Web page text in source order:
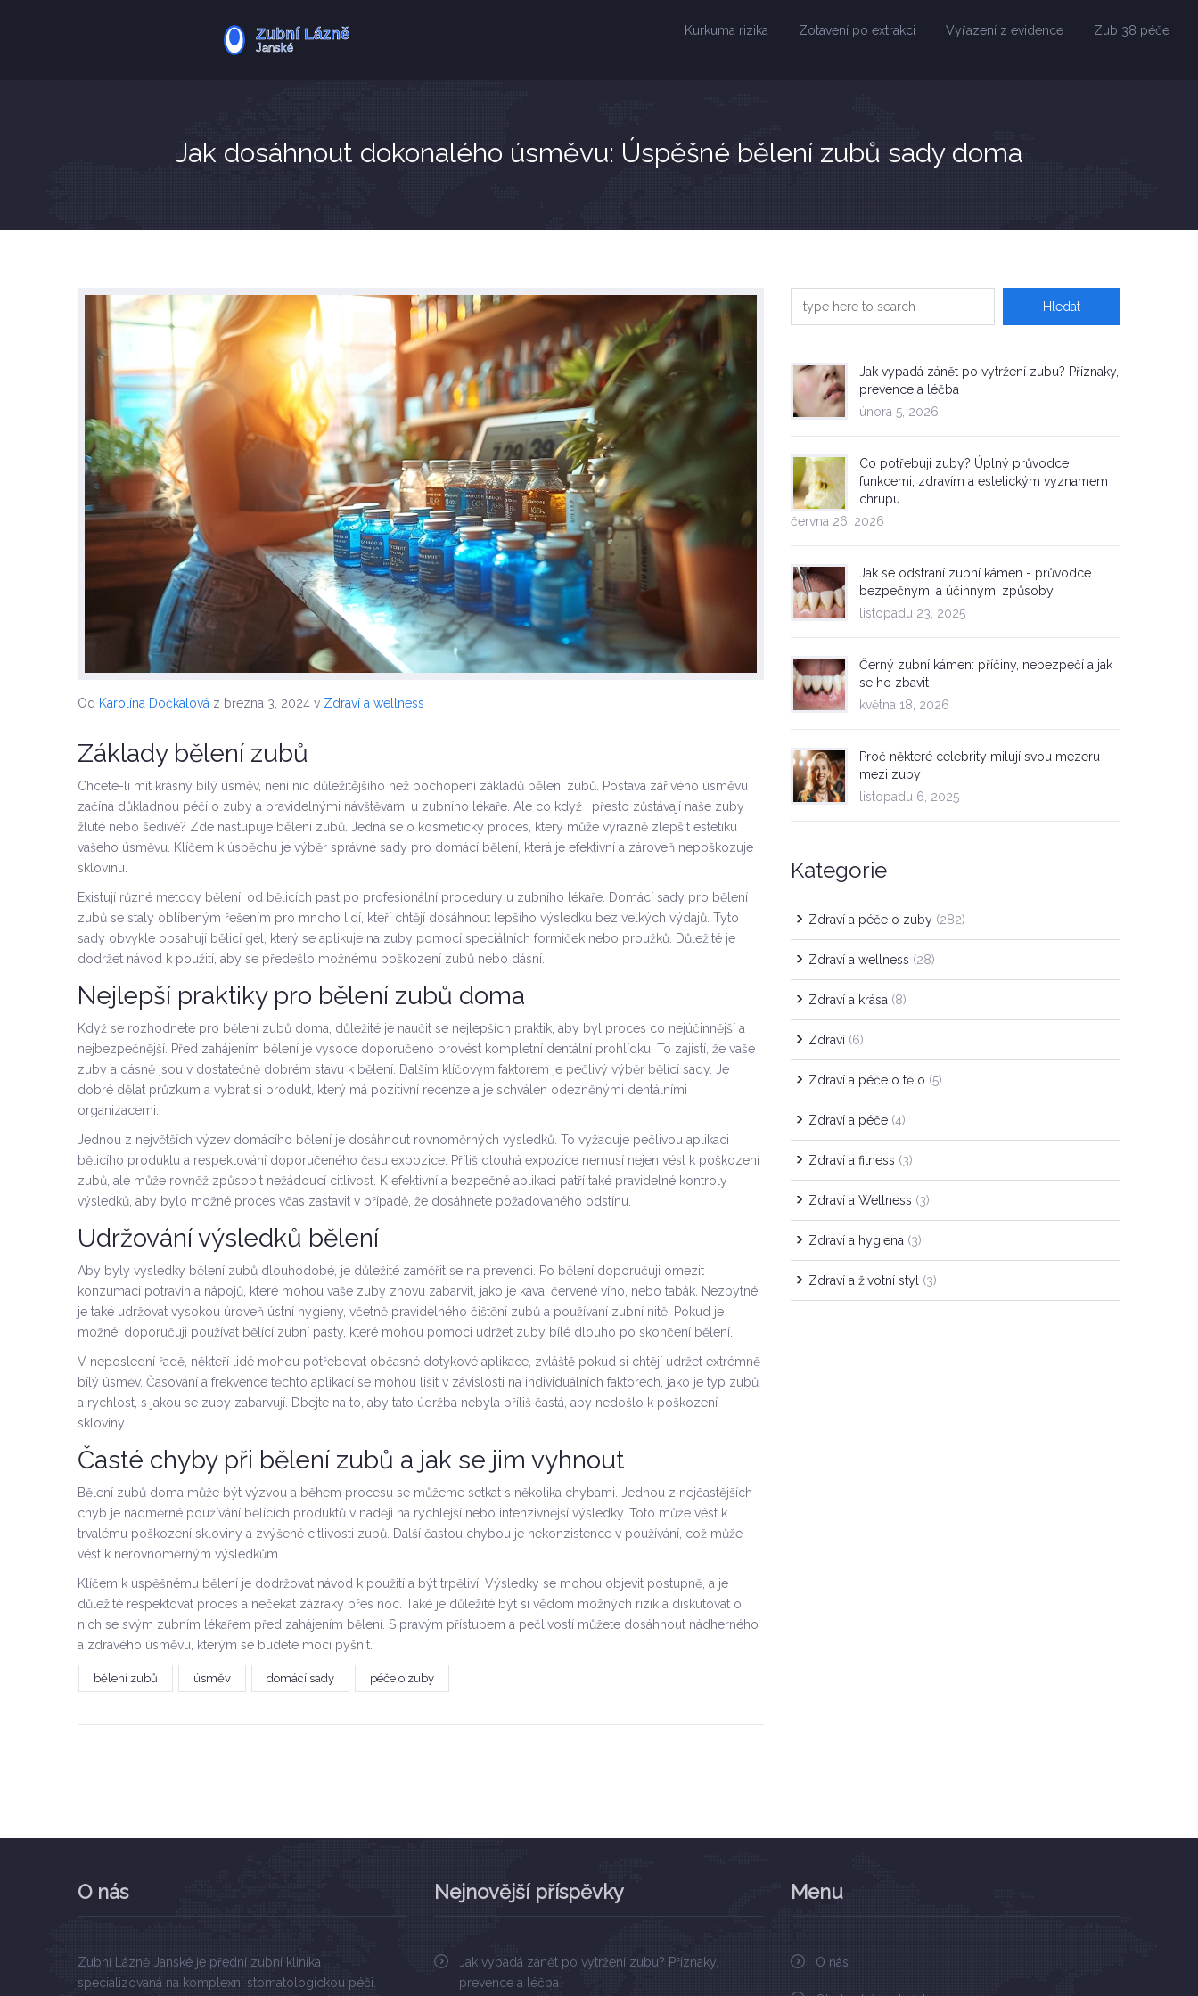
Kurkuma rizika Zotavení po extrakci Vyřazení z evidence Zub 38 péče
Jak dosáhnout dokonalého úsměvu: Úspěšné bělení zubů sady doma
Od Karolína Dočkalová z března 3, 2024 v Zdraví a wellness
Základy bělení zubů
Chcete-li mít krásný bílý úsměv, není nic důležitějšího než pochopení základů bělení zubů. Postava zářivého úsměvu
začíná důkladnou péčí o zuby a pravidelnými návštěvami u zubního lékaře. Ale co když i přesto zůstávají naše zuby
žluté nebo šedivé? Zde nastupuje bělení zubů. Jedná se o kosmetický proces, který může výrazně zlepšit estetiku
vašeho úsměvu. Klíčem k úspěchu je výběr správné sady pro domácí bělení, která je efektivní a zároveň nepoškozuje
sklovinu.
Existují různé metody bělení, od bělicích past po profesionální procedury u zubního lékaře. Domácí sady pro bělení
zubů se staly oblíbeným řešením pro mnoho lidí, kteří chtějí dosáhnout lepšího výsledku bez velkých výdajů. Tyto
sady obvykle obsahují bělicí gel, který se aplikuje na zuby pomocí speciálních formiček nebo proužků. Důležité je
dodržet návod k použití, aby se předešlo možnému poškození zubů nebo dásní.
Nejlepší praktiky pro bělení zubů doma
Když se rozhodnete pro bělení zubů doma, důležité je naučit se nejlepších praktik, aby byl proces co nejúčinnější a
nejbezpečnější. Před zahájením bělení je vysoce doporučeno provést kompletní dentální prohlídku. To zajistí, že vaše
zuby a dásně jsou v dostatečně dobrém stavu k bělení. Dalším klíčovým faktorem je pečlivý výběr bělící sady. Je
dobré dělat průzkum a vybrat si produkt, který má pozitivní recenze a je schválen odezněnými dentálními
organizacemi.
Jednou z největších výzev domácího bělení je dosáhnout rovnoměrných výsledků. To vyžaduje pečlivou aplikaci
bělicího produktu a respektování doporučeného času expozice. Příliš dlouhá expozice nemusí nejen vést k poškození
zubů, ale může rovněž způsobit nežádoucí citlivost. K efektivní a bezpečné aplikaci patří také pravidelné kontroly
výsledků, aby bylo možné proces včas zastavit v případě, že dosáhnete požadovaného odstínu.
Udržování výsledků bělení
Aby byly výsledky bělení zubů dlouhodobé, je důležité zaměřit se na prevenci. Po bělení doporučuji omezit
konzumaci potravin a nápojů, které mohou vaše zuby znovu zabarvit, jako je káva, červené víno, nebo tabák. Nezbytné
je také udržovat vysokou úroveň ústní hygieny, včetně pravidelného čištění zubů a používání zubní nitě. Pokud je
možné, doporučuji používat bělící zubní pasty, které mohou pomoci udržet zuby bílé dlouho po skončení bělení.
V neposlední řadě, někteří lidé mohou potřebovat občasné dotykové aplikace, zvláště pokud si chtějí udržet extrémně
bílý úsměv. Časování a frekvence těchto aplikací se mohou lišit v závislosti na individuálních faktorech, jako je typ zubů
a rychlost, s jakou se zuby zabarvují. Dbejte na to, aby tato údržba nebyla příliš častá, aby nedošlo k poškození
skloviny.
Časté chyby při bělení zubů a jak se jim vyhnout
Bělení zubů doma může být výzvou a během procesu se můžeme setkat s několika chybami. Jednou z nejčastějších
chyb je nadměrné používání bělících produktů v naději na rychlejší nebo intenzivnější výsledky. Toto může vést k
trvalému poškození skloviny a zvýšené citlivosti zubů. Další častou chybou je nekonzistence v používání, což může
vést k nerovnoměrným výsledkům.
Klíčem k úspěšnému bělení je dodržovat návod k použití a být trpěliví. Výsledky se mohou objevit postupně, a je
důležité respektovat proces a nečekat zázraky přes noc. Také je důležité být si vědom možných rizik a diskutovat o
nich se svým zubním lékařem před zahájením bělení. S pravým přístupem a pečlivostí můžete dosáhnout nádherného
a zdravého úsměvu, kterým se budete moci pyšnit.
bělení zubů úsměv domácí sady péče o zuby
Jak vypadá zánět po vytržení zubu? Příznaky,
prevence a léčba
února 5, 2026
Co potřebuji zuby? Úplný průvodce
funkcemi, zdravím a estetickým významem
chrupu
června 26, 2026
Jak se odstraní zubní kámen - průvodce
bezpečnými a účinnými způsoby
listopadu 23, 2025
Černý zubní kámen: příčiny, nebezpečí a jak
se ho zbavit
května 18, 2026
Proč některé celebrity milují svou mezeru
mezi zuby
listopadu 6, 2025
Kategorie
Zdraví a péče o zuby (282)
Zdraví a wellness (28)
Zdraví a krása (8)
Zdraví (6)
Zdraví a péče o tělo (5)
Zdraví a péče (4)
Zdraví a fitness (3)
Zdraví a Wellness (3)
Zdraví a hygiena (3)
Zdraví a životní styl (3)
O nás
Zubní Lázně Janské je přední zubní klinika
specializovaná na komplexní stomatologickou péči.
Nejnovější příspěvky
Jak vypadá zánět po vytržení zubu? Příznaky,
prevence a léčba
Menu
O nás